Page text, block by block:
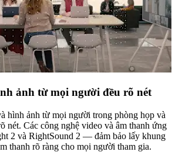
ảnh từ mọi người đều rõ nét
hình ảnh từ mọi người trong phòng họp và
nét. Các công nghệ video và âm thanh ứng
2 và RightSound 2 — đảm bảo lấy khung
thanh rõ ràng cho mọi người tham gia.